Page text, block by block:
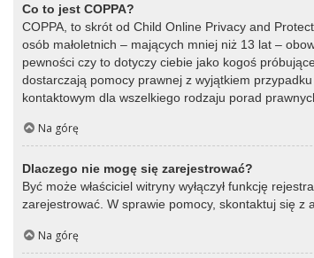
Co to jest COPPA?
COPPA, to skrót od Child Online Privacy and
osób małoletnich – mających mniej niż 13 lat –
pewności czy to dotyczy ciebie jako kogoś
dostarczają pomocy prawnej z wyjątkiem
kontaktowym dla wszelkiego rodzaju porad
Na górę
Dlaczego nie mogę się zarejestrować?
Być może właściciel witryny wyłączył funkcję
zarejestrować. W sprawie pomocy, skontaktuj się z
Na górę